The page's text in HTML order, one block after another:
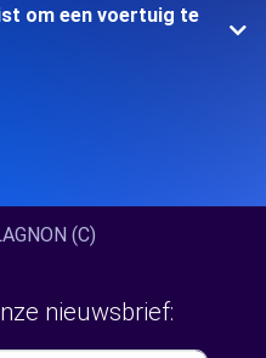
om een voertuig te
(C)
nieuwsbrief: